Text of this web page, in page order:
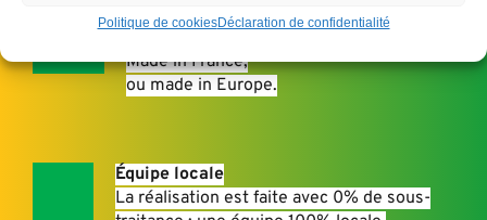
Politique de cookiesDéclaration de confidentialité
Produits locaux
Made in France,
ou made in Europe.
Équipe locale
La réalisation est faite avec 0% de sous-